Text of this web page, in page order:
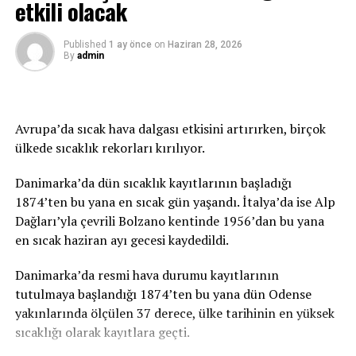
Daha sonra Twitter, Snapchat ve YouTube da kalıcı
olarak Trump’ın hesaplarını engelleme kararı almıştı.
TRT
İLGİLİ KONU:
UP NEXT
KAÇIRMAYIN
Beyaz Saray’dan Erdoğan-Biden görüşmesine dair
açıklama
etkili olacak
Published 1 ay önce on Haziran 28, 2026
By admin
Avrupa’da sıcak hava dalgası etkisini artırırken, birçok
ülkede sıcaklık rekorları kırılıyor.
Danimarka’da dün sıcaklık kayıtlarının başladığı
1874’ten bu yana en sıcak gün yaşandı. İtalya’da ise Alp
Dağları’yla çevrili Bolzano kentinde 1956’dan bu yana
en sıcak haziran ayı gecesi kaydedildi.
Danimarka’da resmi hava durumu kayıtlarının
tutulmaya başlandığı 1874’ten bu yana dün Odense
yakınlarında ölçülen 37 derece, ülke tarihinin en yüksek
sıcaklığı olarak kayıtlara geçti.